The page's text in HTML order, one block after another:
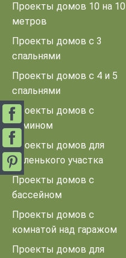
Проекты домов 10 на 10
метров
Проекты домов с 3
спальнями
Проекты домов с 4 и 5
спальнями
Проекты домов с
камином
Проекты домов для
маленького участка
Проекты домов с
бассейном
Проекты домов с
комнатой над гаражом
Проекты домов для